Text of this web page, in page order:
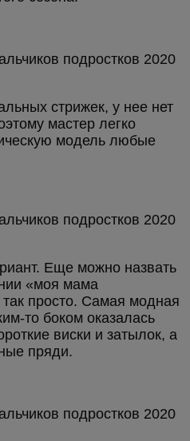
стрижек, у нее нет
мастер легко
модель любые
Еще можно назвать
«моя мама
просто. Самая модная
то боком оказалась
виски и затылок, а
пряди.